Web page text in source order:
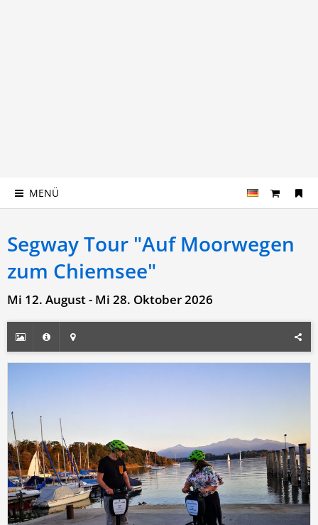
MENÜ
Segway Tour "Auf Moorwegen
zum Chiemsee"
Mi 12. August - Mi 28. Oktober 2026